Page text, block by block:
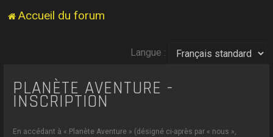
Accueil du forum
Langue :
PLANÈTE AVENTURE -
INSCRIPTION
En accédant à « Planète Aventure » (désigné ci-après par « nous »,